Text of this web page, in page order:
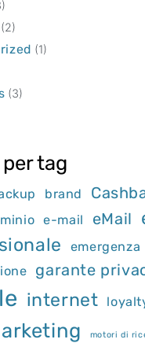
(2)
(1)
(3)
tag
brand
e-mail eMail
emergenza
garante
internet
motori di